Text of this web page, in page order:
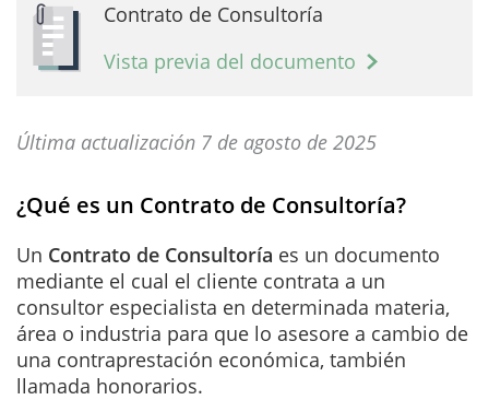
Contrato de Consultoría
Vista previa del documento
Última actualización 7 de agosto de 2025
¿Qué es un Contrato de Consultoría?
Un Contrato de Consultoría es un documento
mediante el cual el cliente contrata a un
consultor especialista en determinada materia,
área o industria para que lo asesore a cambio de
una contraprestación económica, también
llamada honorarios.